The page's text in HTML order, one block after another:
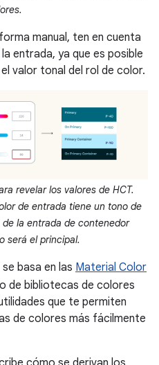
manual, ten en cuenta
entrada, ya que es posible
valor tonal del rol de color.
revelar los valores de HCT.
de entrada tiene un tono de
la entrada de contenedor
será el principal.
basa en las Material Color
de bibliotecas de colores
que te permiten
de colores más fácilmente